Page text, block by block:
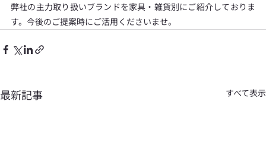
弊社の主力取り扱いブランドを家具・雑貨別にご紹介しておりま
す。今後のご提案時にご活用くださいませ。
最新記事 すべて表示